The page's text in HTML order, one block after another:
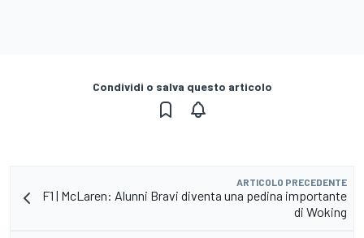
Condividi o salva questo articolo
ARTICOLO PRECEDENTE
F1 | McLaren: Alunni Bravi diventa una pedina importante
di Woking